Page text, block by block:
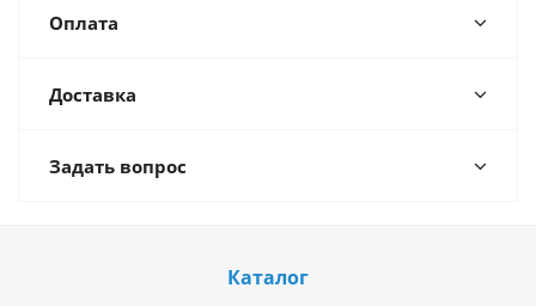
Оплата
Доставка
Задать вопрос
Каталог